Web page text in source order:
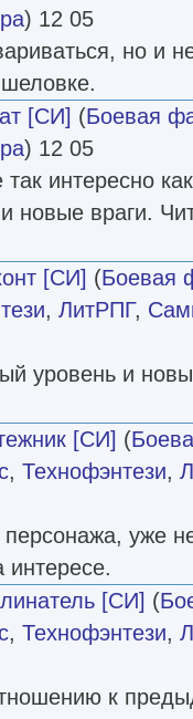
) 12 05
но и
[СИ] (Боевая
) 12 05
интересно
новые враги.
[СИ] (Боевая
, ЛитРПГ,
уровень и
[СИ] (
, Технофэнтези,
уже
интересе.
[СИ] (
, Технофэнтези,
к